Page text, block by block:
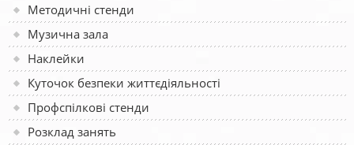
Методичні стенди
Музична зала
Наклейки
Куточок безпеки життєдіяльності
Профспілкові стенди
Розклад занять